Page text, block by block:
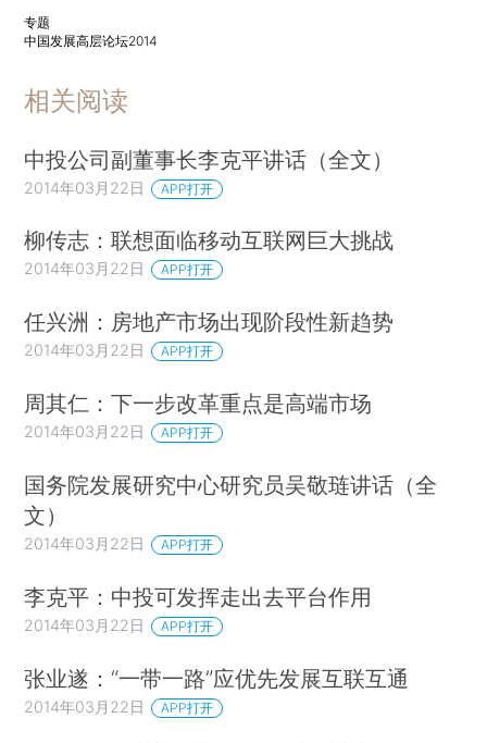
专题
中国发展高层论坛2014
相关阅读
中投公司副董事长李克平讲话（全文）
2014年03月22日 APP打开
柳传志：联想面临移动互联网巨大挑战
2014年03月22日 APP打开
任兴洲：房地产市场出现阶段性新趋势
2014年03月22日 APP打开
周其仁：下一步改革重点是高端市场
2014年03月22日 APP打开
国务院发展研究中心研究员吴敬琏讲话（全
文）
2014年03月22日 APP打开
李克平：中投可发挥走出去平台作用
2014年03月22日 APP打开
张业遂：“一带一路”应优先发展互联互通
2014年03月22日 APP打开